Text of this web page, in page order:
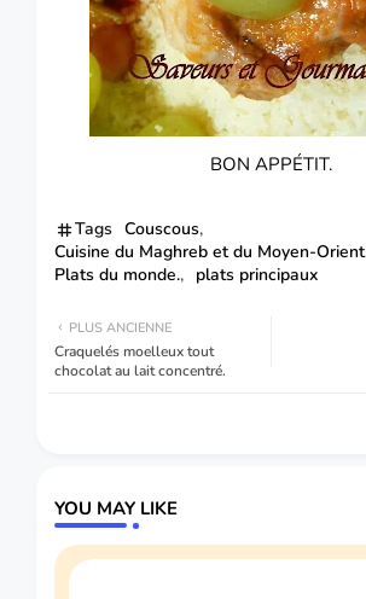
BON APPÉTIT.
Tags Couscous
Cuisine du Maghreb et du Moyen-Orient
Plats du monde.
plats principaux
PLUS ANCIENNE
Craquelés moelleux tout
chocolat au lait concentré.
YOU MAY LIKE